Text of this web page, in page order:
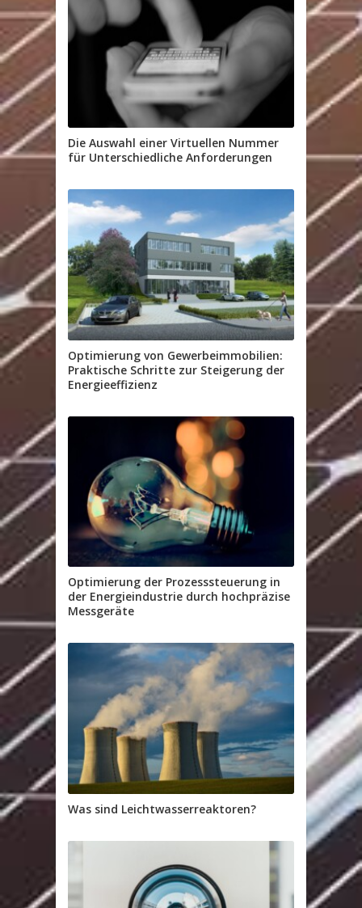
Die Auswahl einer Virtuellen Nummer
für Unterschiedliche Anforderungen
Optimierung von Gewerbeimmobilien:
Praktische Schritte zur Steigerung der
Energieeffizienz
Optimierung der Prozesssteuerung in
der Energieindustrie durch hochpräzise
Messgeräte
Was sind Leichtwasserreaktoren?